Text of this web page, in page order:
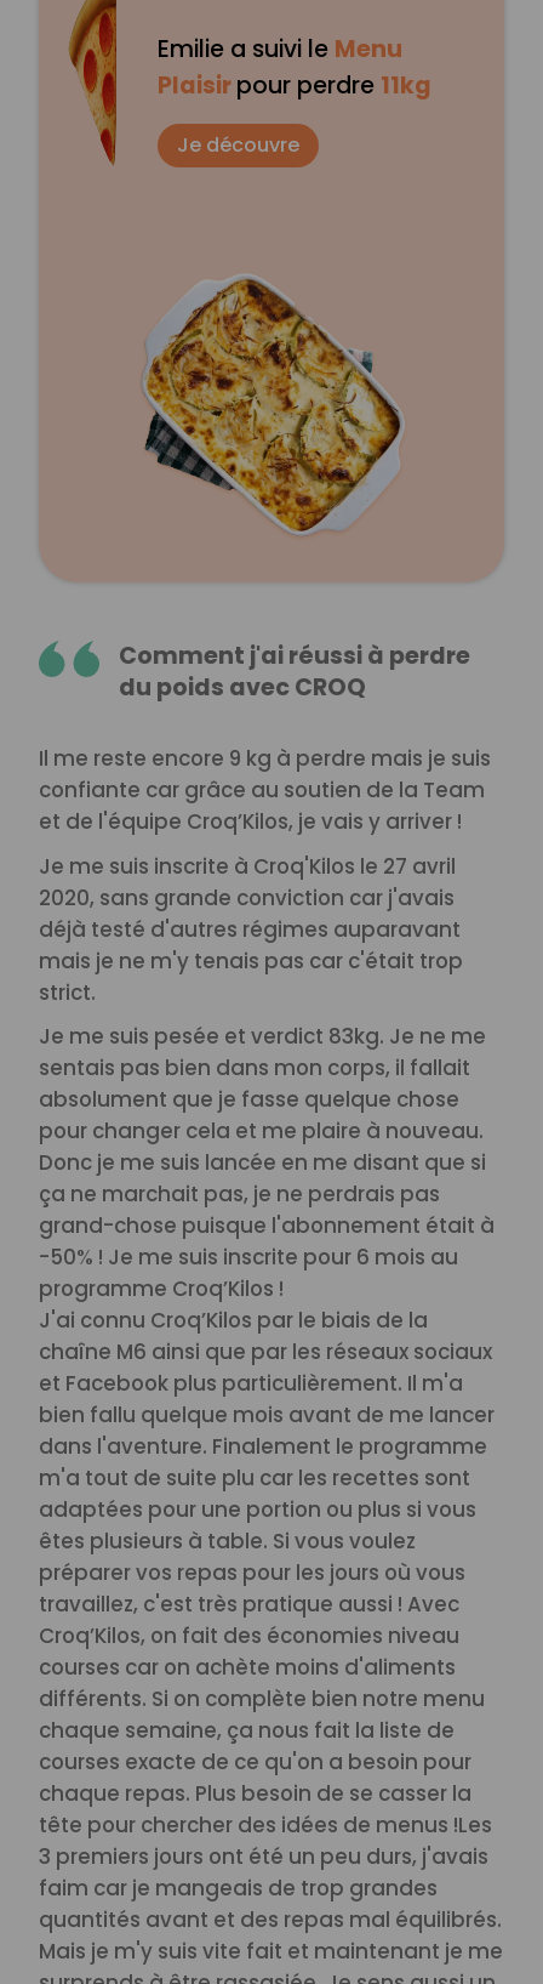
Emilie a suivi le Menu
Plaisirpour perdre 11kg
Je découvre
Comment j'ai réussi à perdre
du poids avec CROQ
Il me reste encore 9 kg à perdre mais je suis
confiante car grâce au soutien de la Team
et de l'équipe Croq’Kilos, je vais y arriver !
Je me suis inscrite à Croq'Kilos le 27 avril
2020, sans grande conviction car j'avais
déjà testé d'autres régimes auparavant
mais je ne m'y tenais pas car c'était trop
strict.
Je me suis pesée et verdict 83kg. Je ne me
sentais pas bien dans mon corps, il fallait
absolument que je fasse quelque chose
pour changer cela et me plaire à nouveau.
Donc je me suis lancée en me disant que si
ça ne marchait pas, je ne perdrais pas
grand-chose puisque l'abonnement était à
-50% ! Je me suis inscrite pour 6 mois au
programme Croq’Kilos !
J'ai connu Croq’Kilos par le biais de la
chaîne M6 ainsi que par les réseaux sociaux
et Facebook plus particulièrement. Il m'a
bien fallu quelque mois avant de me lancer
dans l'aventure. Finalement le programme
m'a tout de suite plu car les recettes sont
adaptées pour une portion ou plus si vous
êtes plusieurs à table. Si vous voulez
préparer vos repas pour les jours où vous
travaillez, c'est très pratique aussi ! Avec
Croq’Kilos, on fait des économies niveau
courses car on achète moins d'aliments
différents. Si on complète bien notre menu
chaque semaine, ça nous fait la liste de
courses exacte de ce qu'on a besoin pour
chaque repas. Plus besoin de se casser la
tête pour chercher des idées de menus !Les
3 premiers jours ont été un peu durs, j'avais
faim car je mangeais de trop grandes
quantités avant et des repas mal équilibrés.
Mais je m'y suis vite fait et maintenant je me